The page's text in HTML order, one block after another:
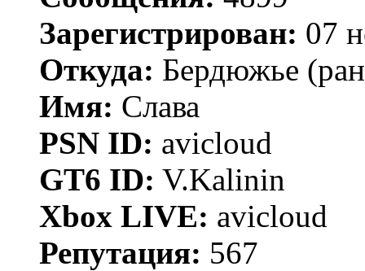
Зарегистрирован: 07
Откуда: Бердюжье
Имя: Слава
PSN ID: avicloud
GT6 ID: V.Kalinin
Xbox LIVE: avicloud
Репутация: 567